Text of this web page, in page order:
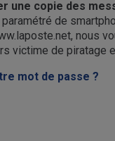
une copie des
de
nous
victime de piratage
mot de passe ?